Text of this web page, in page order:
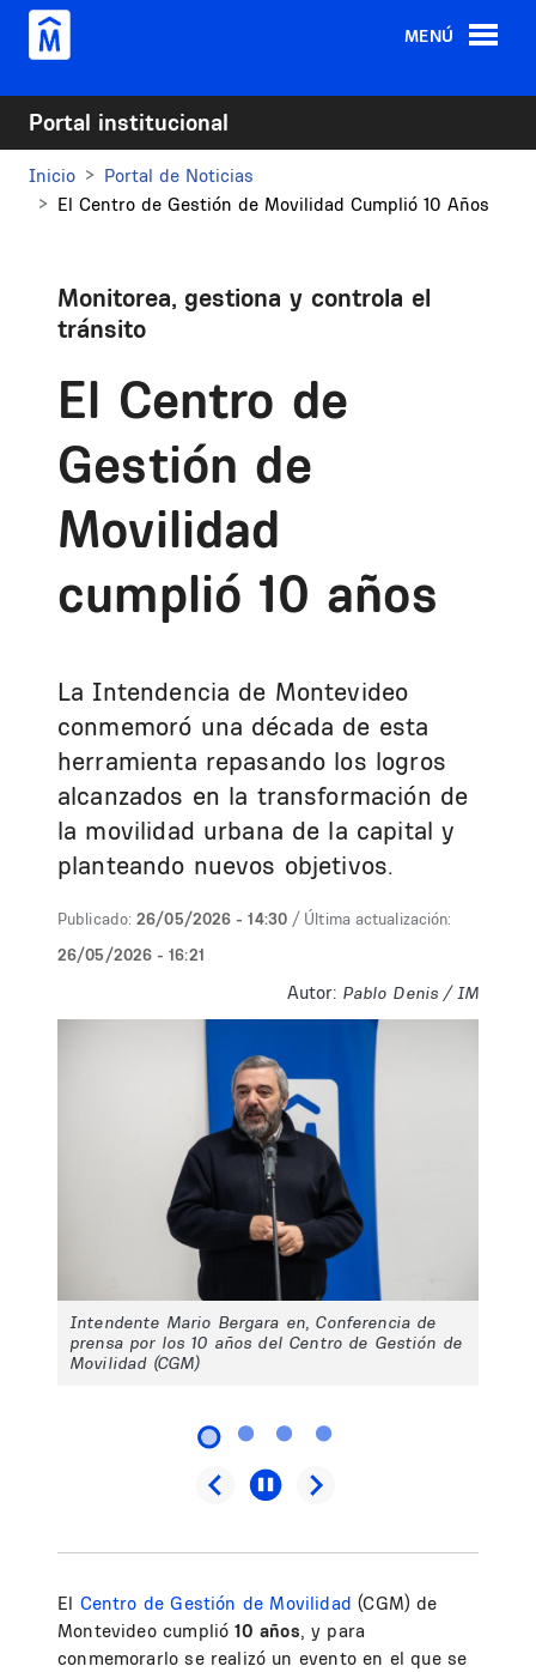
Pasar al contenido principal
MENÚ
Portal institucional
Inicio
Portal de Noticias
El Centro de Gestión de Movilidad Cumplió 10 Años
Monitorea, gestiona y controla el
tránsito
El Centro de
Gestión de
Movilidad
cumplió 10 años
La Intendencia de Montevideo
conmemoró una década de esta
herramienta repasando los logros
alcanzados en la transformación de
la movilidad urbana de la capital y
planteando nuevos objetivos.
Publicado: 26/05/2026 - 14:30 / Última actualización:
26/05/2026 - 16:21
Autor: Pablo Denis / IM
Intendente Mario Bergara en, Conferencia de
prensa por los 10 años del Centro de Gestión de
Movilidad (CGM)
El Centro de Gestión de Movilidad (CGM) de
Montevideo cumplió10 años, y para
conmemorarlo se realizó un evento en el que se